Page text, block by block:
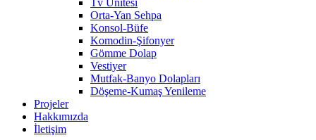
Tv Ünitesi
Orta-Yan Sehpa
Konsol-Büfe
Komodin-Şifonyer
Gömme Dolap
Vestiyer
Mutfak-Banyo Dolapları
Döşeme-Kumaş Yenileme
Projeler
Hakkımızda
İletişim